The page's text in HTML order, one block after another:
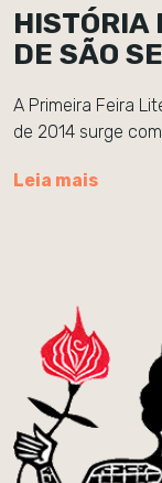
HISTÓRIA
DE SÃO
A Primeira Feira
de 2014 surge
Leia mais